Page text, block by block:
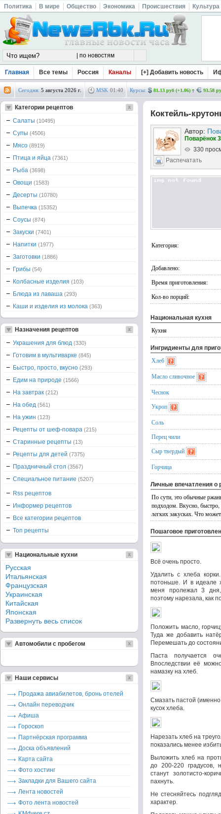
Политика В мире Общество Экономика Происшествия Культура
Главная Все темы Россия Каналы [+] Добавить новость
Сегодня: 5 августа 2026 г. MSK 01 40 Курсы: 81.13 руб (+1.06) 93.58
Коктейль-
Автор:
Поварёнок
330
Распечатать
Категория:
Добавлено:
Время приготовления:
Кол-во порций:
Национальная кухня
Кухня
Ингридиенты для
Хлеб
Масло сливочное
Чеснок
Укроп
Соль
Перец чили
Сыр твердый
Горчица
Личные впечатления о
По сути, это обычные
подходом. Вкусно, быстро,
лeгких закусках. Что
Пошаговое
Всё очень просто.
Удалить с хлеба
потоньше. И в идеале
меня пролежал 3
поэтому нарезала, как
Положить масло,
Туда же добавить
Перемешать до
Паста получается
Впоследствии её
намазку на хлеб.
Смазать пастой
кусок хлеба.
Нарезать хлеб на
показались менее
Выложить хлеб на
до 200-220 градусов,
станут золотисто-
пахнуть.
Не стесняйтесь
характер.
Категории рецептов
Салаты (10495)
Супы (4506)
Мясо (8919)
Птица и яйца (7361)
Рыба (3698)
Овощи (1583)
Десерты (10780)
Выпечка (15352)
Соусы (874)
Закуски (7401)
Напитки (1977)
Заготовки (1886)
Грибы (54)
Колбасные изделия (103)
Блюда из лаваша (293)
Каши и изделия из молока (363)
Назначения рецептов
Украшения для блюд (330)
Готовим в мультиварке (845)
Быстро, просто, вкусно (293)
Едим на природе (1566)
На завтрак (212)
На обед (561)
На ужин (123)
Рецепты от шеф-повара (215)
Старинные рецепты (13)
Рецепты для детей (7375)
Праздничный стол (3567)
Специальное питание (5207)
Rss рецептов
Информер рецептов
Все категории рецептов
Топ рецепты
Национальные кухни
Русская
Итальянская
Французская
Украинская
Китайская
Японская
Развернуть весь список
Автомобили с пробегом
Наши сервисы
Продажа авиабилетов, бронь отелей
Онлайн переводчик
Афиша
Гороскоп
Партнёрская программа
Доска объявлений
Карта сайта
Фото хостинг
Закладки для Вашего сайта
Лента новостей
Фото лента новостей